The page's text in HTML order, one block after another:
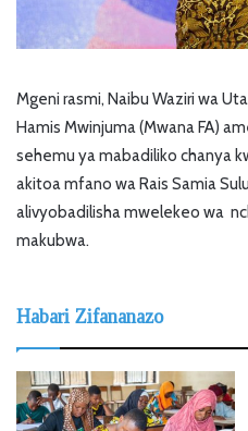
Mgeni rasmi, Naibu Waziri wa
Hamis Mwinjuma (Mwana FA)
sehemu ya mabadiliko chanya
akitoa mfano wa Rais Samia
alivyobadilisha mwelekeo wa
makubwa.
Habari Zifananazo